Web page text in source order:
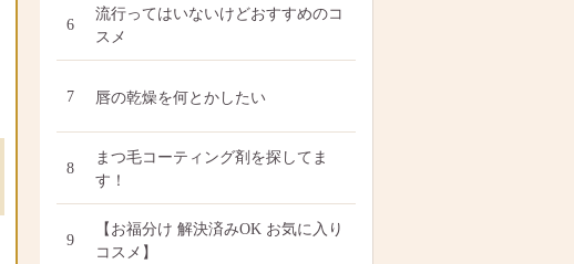
6
流行ってはいないけどおすすめのコ
スメ
7 唇の乾燥を何とかしたい
8
まつ毛コーティング剤を探してま
す！
9
【お福分け 解決済みOK お気に入り
コスメ】